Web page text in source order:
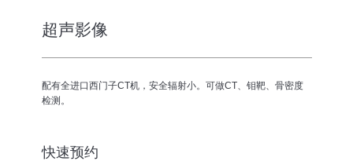
超声影像
配有全进口西门子CT机，安全辐射小。可做CT、钼靶、骨密度
检测。
快速预约